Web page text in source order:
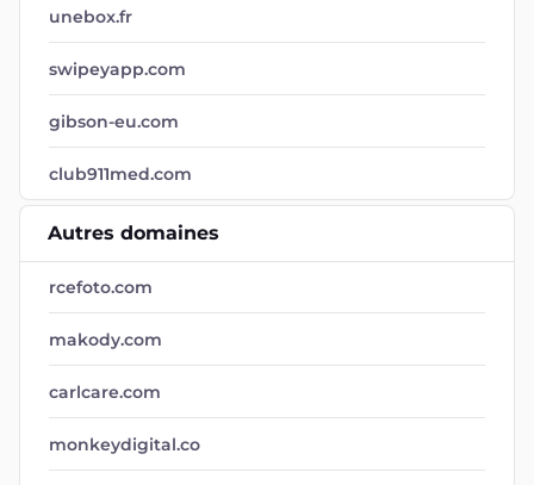
unebox.fr
swipeyapp.com
gibson-eu.com
club911med.com
Autres domaines
rcefoto.com
makody.com
carlcare.com
monkeydigital.co